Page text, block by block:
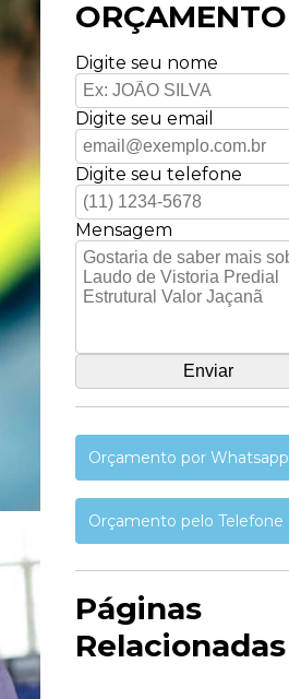
ORÇAMENTO
Digite seu nome
Digite seu email
Digite seu telefone
Mensagem
Orçamento por Whatsapp
Orçamento pelo Telefone
Páginas
Relacionadas